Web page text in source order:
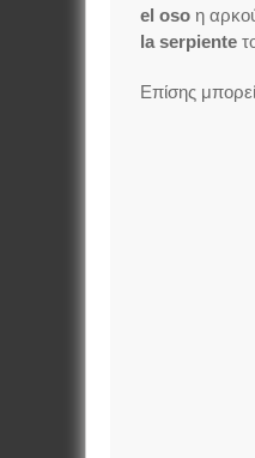
el osoη
la serpiente
Επίσης